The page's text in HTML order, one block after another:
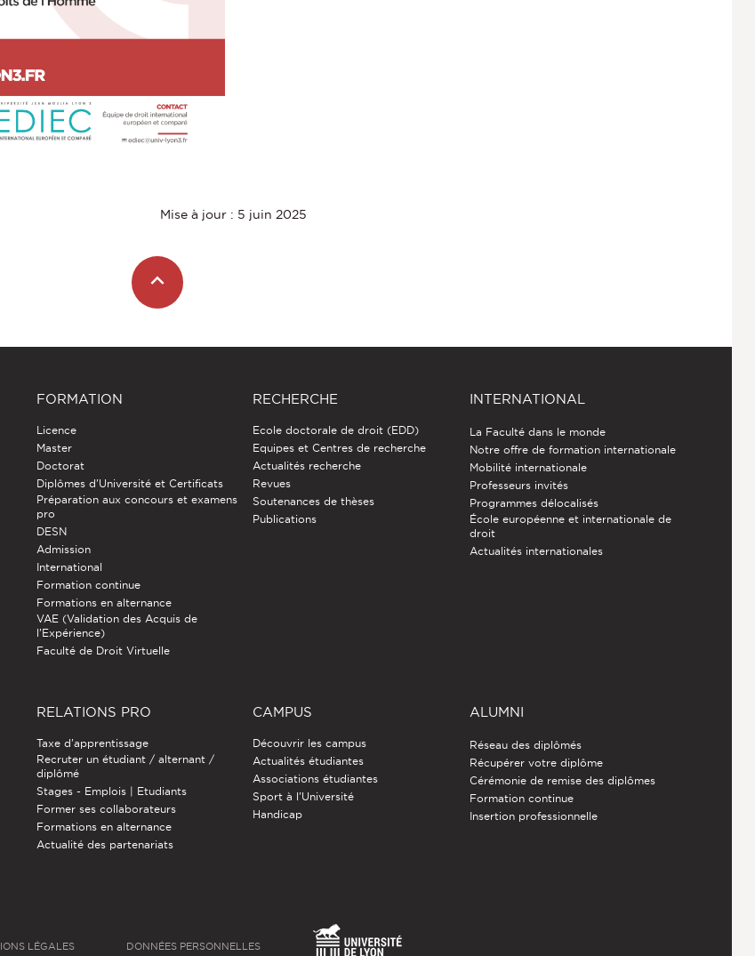
Mise à jour : 5 juin 2025
FORMATION
Licence
Master
Doctorat
Diplômes d'Université et Certificats
Préparation aux concours et examens
pro
DESN
Admission
International
Formation continue
Formations en alternance
VAE (Validation des Acquis de
l'Expérience)
Faculté de Droit Virtuelle
RECHERCHE
Ecole doctorale de droit (EDD)
Equipes et Centres de recherche
Actualités recherche
Revues
Soutenances de thèses
Publications
INTERNATIONAL
La Faculté dans le monde
Notre offre de formation internationale
Mobilité internationale
Professeurs invités
Programmes délocalisés
École européenne et internationale de
droit
Actualités internationales
RELATIONS PRO
Taxe d'apprentissage
Recruter un étudiant / alternant /
diplômé
Stages - Emplois | Etudiants
Former ses collaborateurs
Formations en alternance
Actualité des partenariats
CAMPUS
Découvrir les campus
Actualités étudiantes
Associations étudiantes
Sport à l'Université
Handicap
ALUMNI
Réseau des diplômés
Récupérer votre diplôme
Cérémonie de remise des diplômes
Formation continue
Insertion professionnelle
LÉGALES DONNÉES PERSONNELLES